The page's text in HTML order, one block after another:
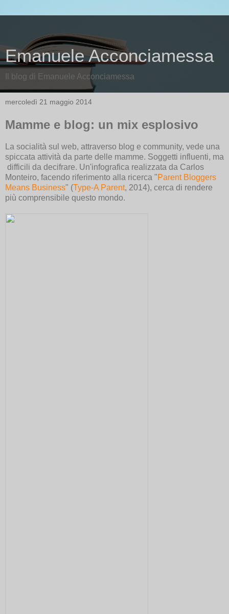
Emanuele Acconciamessa
Il blog di Emanuele Acconciamessa
mercoledì 21 maggio 2014
Mamme e blog: un mix esplosivo
La socialità sul web, attraverso blog e community, vede una
spiccata attività da parte delle mamme. Soggetti influenti, ma
difficili da decifrare. Un'infografica realizzata da Carlos
Monteiro, facendo riferimento alla ricerca "Parent Bloggers
Means Business" (Type-A Parent, 2014), cerca di rendere
più comprensibile questo mondo.